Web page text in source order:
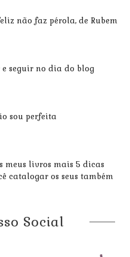
não faz pérola, de Rubem
seguir no dia do blog
sou perfeita
meus livros mais 5 dicas
catalogar os seus também
Social